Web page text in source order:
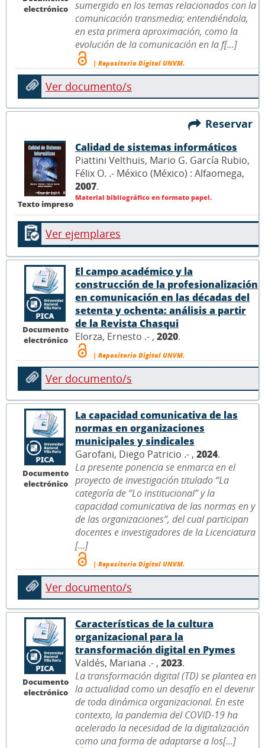
electrónico
sumergido en los temas relacionados con la
comunicación transmedia; entendiéndola,
en esta primera aproximación, como la
evolución de la comunicación en la f[...]
| Repositorio Digital UNVM.
Ver documento/s
Reservar
Texto impreso
Calidad de sistemas informáticos
Piattini Velthuis, Mario G. García Rubio,
Félix O. .- México (México) : Alfaomega,
2007.
Material bibliográfico en formato papel.
Ver ejemplares
Documento
electrónico
El campo académico y la
construcción de la profesionalización
en comunicación en las décadas del
setenta y ochenta: análisis a partir
de la Revista Chasqui
Elorza, Ernesto .- , 2020.
| Repositorio Digital UNVM.
Ver documento/s
Documento
electrónico
La capacidad comunicativa de las
normas en organizaciones
municipales y sindicales
Garofani, Diego Patricio .- , 2024.
La presente ponencia se enmarca en el
proyecto de investigación titulado “La
categoría de “Lo institucional” y la
capacidad comunicativa de las normas en y
de las organizaciones”, del cual participan
docentes e investigadores de la Licenciatura
[...]
| Repositorio Digital UNVM.
Ver documento/s
Documento
electrónico
Características de la cultura
organizacional para la
transformación digital en Pymes
Valdés, Mariana .- , 2023.
La transformación digital (TD) se plantea en
la actualidad como un desafío en el devenir
de toda dinámica organizacional. En este
contexto, la pandemia del COVID-19 ha
acelerado la necesidad de la digitalización
como una forma de adaptarse a los[...]